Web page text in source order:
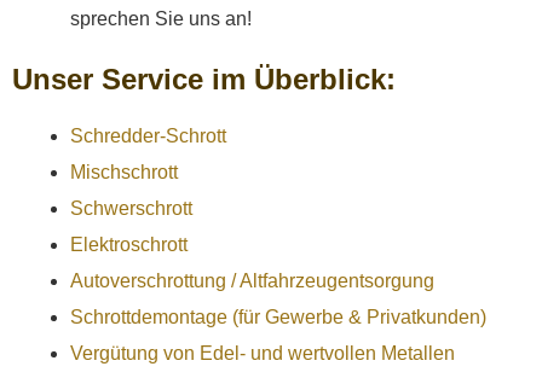
sprechen Sie uns an!
Unser Service im Überblick:
Schredder-Schrott
Mischschrott
Schwerschrott
Elektroschrott
Autoverschrottung / Altfahrzeugentsorgung
Schrottdemontage (für Gewerbe & Privatkunden)
Vergütung von Edel- und wertvollen Metallen